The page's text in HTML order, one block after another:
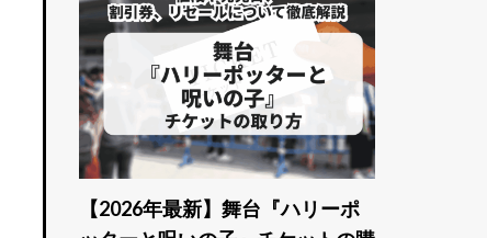
【2026年最新】舞台『ハリーポ